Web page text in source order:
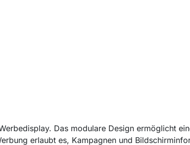
Das modulare Design ermöglicht
erlaubt es, Kampagnen und